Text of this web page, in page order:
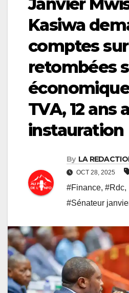
Kasiwa
comptes
retombées
TVA, 12 ans
instauration
By LA
OCT 28, 2025
#Finance, #Rdc,
#Sénateur